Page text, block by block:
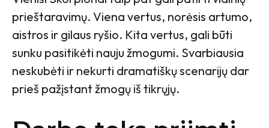
prieštaravimų. Viena vertus, norėsis artumo,
aistros ir gilaus ryšio. Kita vertus, gali būti
sunku pasitikėti nauju žmogumi. Svarbiausia
neskubėti ir nekurti dramatiškų scenarijų dar
prieš pažįstant žmogų iš tikrųjų.